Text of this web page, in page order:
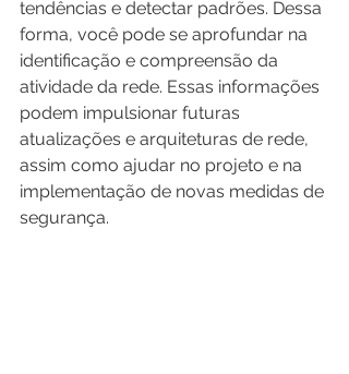
tendências e detectar padrões. Dessa
forma, você pode se aprofundar na
identificação e compreensão da
atividade da rede. Essas informações
podem impulsionar futuras
atualizações e arquiteturas de rede,
assim como ajudar no projeto e na
implementação de novas medidas de
segurança.